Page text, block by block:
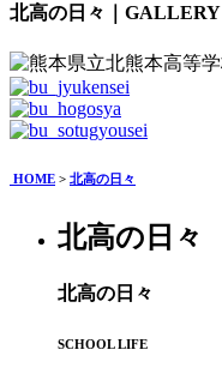
北高の日々｜GALLERY
HOME > 北高の日々
北高の日々
北高の日々
SCHOOL LIFE